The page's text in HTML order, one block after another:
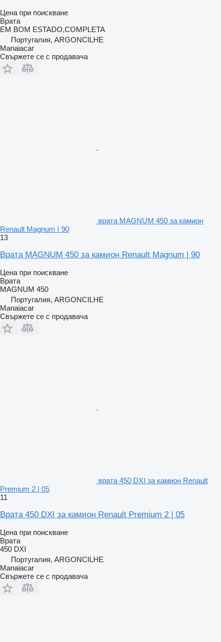
Цена при поискване
Врата
EM BOM ESTADO,COMPLETA
Португалия, ARGONCILHE
Manaiacar
Свържете се с продавача
врата MAGNUM 450 за камион
Renault Magnum | 90
13
Врата MAGNUM 450 за камион Renault Magnum | 90
Цена при поискване
Врата
MAGNUM 450
Португалия, ARGONCILHE
Manaiacar
Свържете се с продавача
врата 450 DXI за камион Renault
Premium 2 | 05
11
Врата 450 DXI за камион Renault Premium 2 | 05
Цена при поискване
Врата
450 DXI
Португалия, ARGONCILHE
Manaiacar
Свържете се с продавача